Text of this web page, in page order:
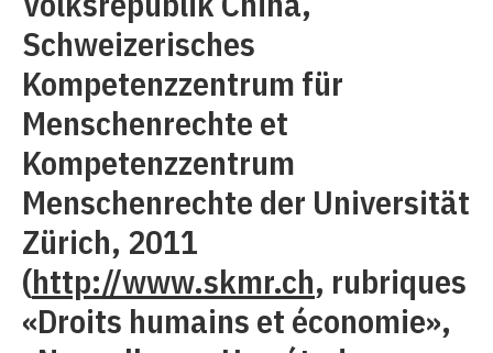
Schweizerisches
Kompetenzzentrum für
Menschenrechte et
Kompetenzzentrum
Menschenrechte der Universität
Zürich, 2011
(http://www.skmr.ch, rubriques
«Droits humains et économie»,